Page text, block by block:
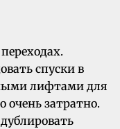
спуски в
лифтами для
затратно.